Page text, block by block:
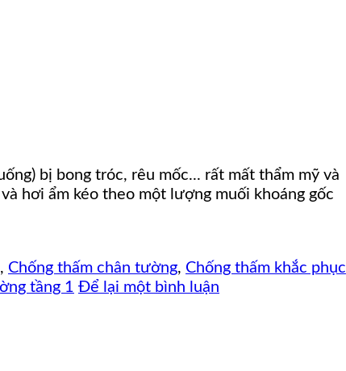
bị bong tróc, rêu mốc... rất mất thẩm mỹ và
hơi ẩm kéo theo một lượng muối khoáng gốc
, Chống thấm chân tường, Chống thấm khắc phục
tầng 1 Để lại một bình luận